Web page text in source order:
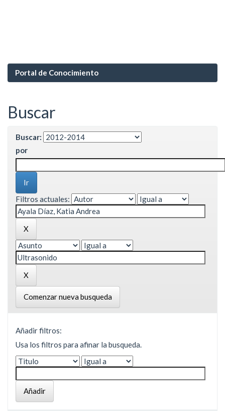
Portal de Conocimiento
Buscar
Buscar:
por
Filtros actuales:
Comenzar nueva busqueda
Añadir filtros:
Usa los filtros para afinar la busqueda.